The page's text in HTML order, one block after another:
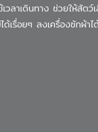
ลาเดินทาง ช่วยให้สัต
ด้เรื่อยๆ ลงเครื่องซัก